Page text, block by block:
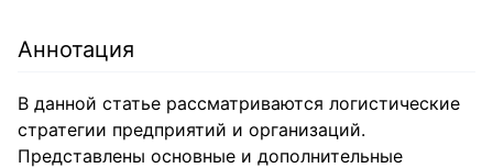
Аннотация
В данной статье рассматриваются логистические
стратегии предприятий и организаций.
Представлены основные и дополнительные